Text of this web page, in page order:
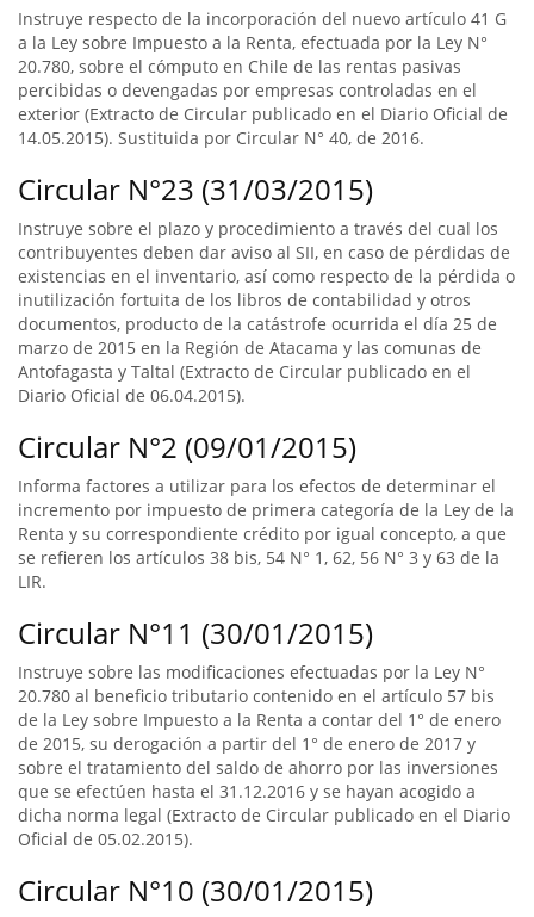
Instruye respecto de la incorporación del nuevo artículo 41 G
a la Ley sobre Impuesto a la Renta, efectuada por la Ley N°
20.780, sobre el cómputo en Chile de las rentas pasivas
percibidas o devengadas por empresas controladas en el
exterior (Extracto de Circular publicado en el Diario Oficial de
14.05.2015). Sustituida por Circular N° 40, de 2016.
Circular N°23 (31/03/2015)
Instruye sobre el plazo y procedimiento a través del cual los
contribuyentes deben dar aviso al SII, en caso de pérdidas de
existencias en el inventario, así como respecto de la pérdida o
inutilización fortuita de los libros de contabilidad y otros
documentos, producto de la catástrofe ocurrida el día 25 de
marzo de 2015 en la Región de Atacama y las comunas de
Antofagasta y Taltal (Extracto de Circular publicado en el
Diario Oficial de 06.04.2015).
Circular N°2 (09/01/2015)
Informa factores a utilizar para los efectos de determinar el
incremento por impuesto de primera categoría de la Ley de la
Renta y su correspondiente crédito por igual concepto, a que
se refieren los artículos 38 bis, 54 N° 1, 62, 56 N° 3 y 63 de la
LIR.
Circular N°11 (30/01/2015)
Instruye sobre las modificaciones efectuadas por la Ley N°
20.780 al beneficio tributario contenido en el artículo 57 bis
de la Ley sobre Impuesto a la Renta a contar del 1° de enero
de 2015, su derogación a partir del 1° de enero de 2017 y
sobre el tratamiento del saldo de ahorro por las inversiones
que se efectúen hasta el 31.12.2016 y se hayan acogido a
dicha norma legal (Extracto de Circular publicado en el Diario
Oficial de 05.02.2015).
Circular N°10 (30/01/2015)